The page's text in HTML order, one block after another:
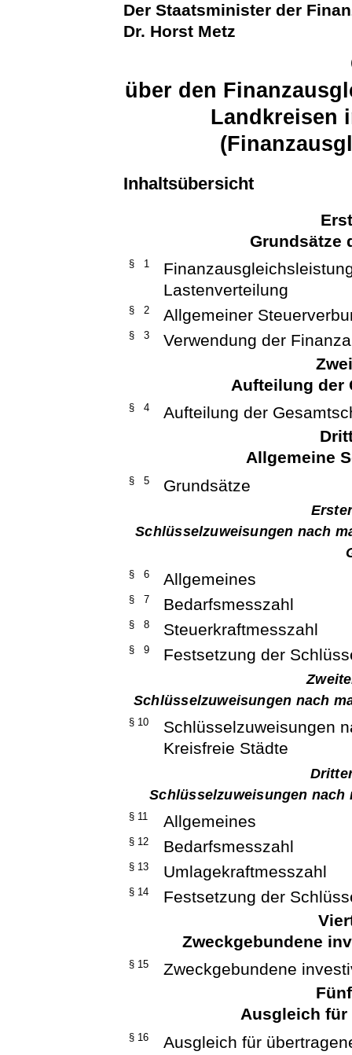
Der Staatsminister der
Dr. Horst Metz
über den
Landkreisen
Inhaltsübersicht
Grundsätze
§ 1
Lastenverteilung
§ 2 Allgemeiner
§ 3
Verwendung der
Aufteilung der
§ 4
Aufteilung der
Allgemeine
§ 5 Grundsätze
Schlüsselzuweisungen nach
§ 6 Allgemeines
§ 7 Bedarfsmesszahl
§ 8 Steuerkraftmesszahl
§ 9 Festsetzung der
Schlüsselzuweisungen nach
§ 10
Schlüsselzuweisungen
Kreisfreie Städte
Schlüsselzuweisungen nach
§ 11 Allgemeines
§ 12 Bedarfsmesszahl
§ 13 Umlagekraftmesszahl
§ 14
Festsetzung der
Zweckgebundene
§ 15
Zweckgebundene
Ausgleich für
§ 16
Ausgleich für